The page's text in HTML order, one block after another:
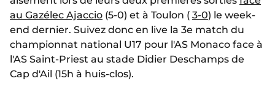
au Gazélec Ajaccio (5-0) et à Toulon ( 3-0) le week-
end dernier. Suivez donc en live la 3e match du
championnat national U17 pour l'AS Monaco face à
l'AS Saint-Priest au stade Didier Deschamps de
Cap d'Ail (15h à huis-clos).